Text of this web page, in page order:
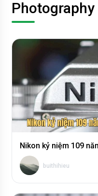
Photography
Nikon kỷ niệm 109